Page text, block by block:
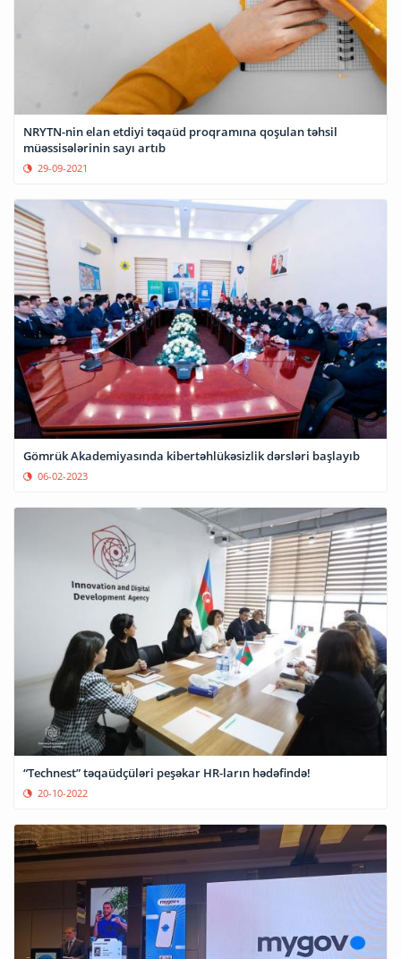
NRYTN-nin elan etdiyi təqaüd proqramına qoşulan təhsil
müəssisələrinin sayı artıb
29-09-2021
Gömrük Akademiyasında kibertəhlükəsizlik dərsləri başlayıb
06-02-2023
“Technest” təqaüdçüləri peşəkar HR-ların hədəfində!
20-10-2022